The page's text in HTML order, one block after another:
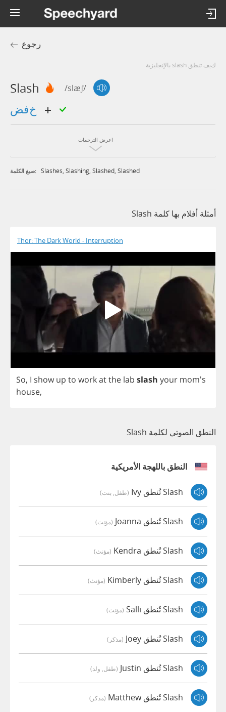
رجوع
كيف تنطق slash بالإنجليزية
Slash /slæʃ/
اعرض الترجمات
صيغ الكلمة: Slashes, Slashing, Slashed, Slashed
أمثلة أفلام بها كلمة Slash
Thor: The Dark World - Interruption
So, I show up to workatthe lab slash your mom's
house,
النطق الصوتي لكلمة Slash
النطق باللهجة الأمريكية
Slash تُنطق Ivy (طفل, بنت)
Slash تُنطق Joanna (مؤنث)
Slash تُنطق Kendra (مؤنث)
Slash تُنطق Kimberly (مؤنث)
Slash تُنطق Salli (مؤنث)
Slash تُنطق Joey (مذكر)
Slash تُنطق Justin (طفل, ولد)
Slash تُنطق Matthew (مذكر)